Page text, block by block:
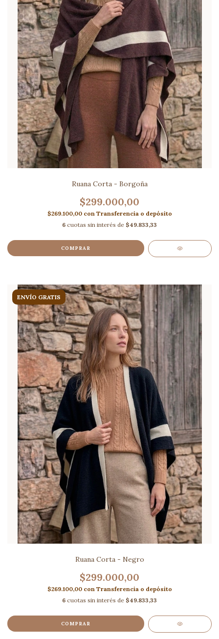
Ruana Corta - Borgoña
$299.000,00
$269.100,00 con Transferencia o depósito
6 cuotas sin interés de $49.833,33
COMPRAR
ENVÍO GRATIS
Ruana Corta - Negro
$299.000,00
$269.100,00 con Transferencia o depósito
6 cuotas sin interés de $49.833,33
COMPRAR